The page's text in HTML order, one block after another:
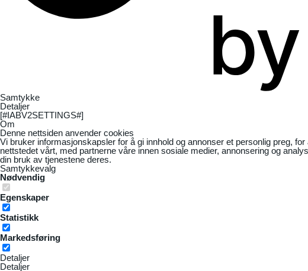
Samtykke
Detaljer
[#IABV2SETTINGS#]
Om
Denne nettsiden anvender cookies
Vi bruker informasjonskapsler for å gi innhold og annonser et personlig preg,
nettstedet vårt, med partnerne våre innen sosiale medier, annonsering og
din bruk av tjenestene deres.
Samtykkevalg
Nødvendig
Egenskaper
Statistikk
Markedsføring
Detaljer
Detaljer